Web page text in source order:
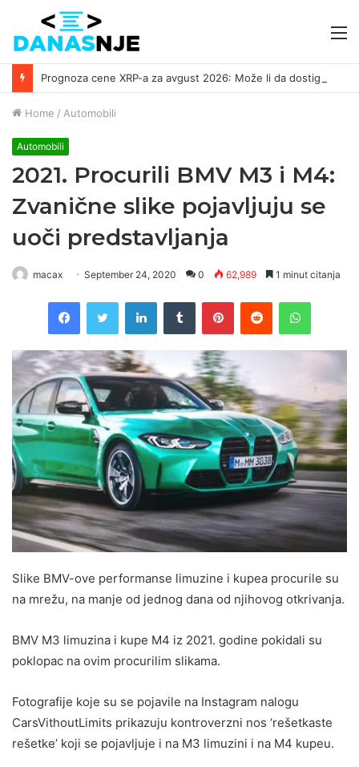
Home / Automobili
Automobili
2021. Procurili BMV M3 i M4:
Zvanične slike pojavljuju se
uoči predstavljanja
macax September 24, 2020 0 62,989 1 minut citanja
FacebookTwitter LinkedInTumblr PinterestReddit
Slike BMV-ove performanse limuzine i kupea procurile su
na mrežu, na manje od jednog dana od njihovog otkrivanja.
BMV M3 limuzina i kupe M4 iz 2021. godine pokidali su
poklopac na ovim procurilim slikama.
Fotografije koje su se pojavile na Instagram nalogu
CarsVithoutLimits prikazuju kontroverzni nos ‘rešetkaste
rešetke’ koji se pojavljuje i na M3 limuzini i na M4 kupeu.